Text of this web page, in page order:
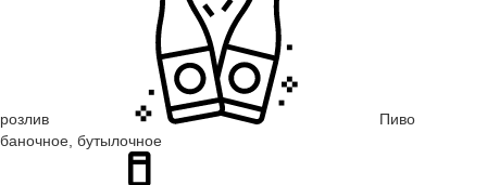
розлив
Пиво
баночное, бутылочное